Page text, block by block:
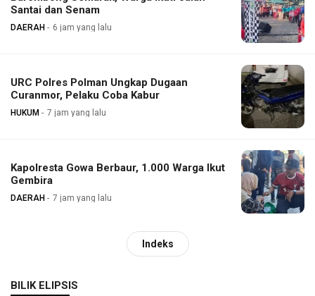
Santai dan Senam
DAERAH 6 jam yang lalu
URC Polres Polman Ungkap Dugaan
Curanmor, Pelaku Coba Kabur
HUKUM 7 jam yang lalu
Kapolresta Gowa Berbaur, 1.000 Warga Ikut
Gembira
DAERAH 7 jam yang lalu
Indeks
BILIK ELIPSIS